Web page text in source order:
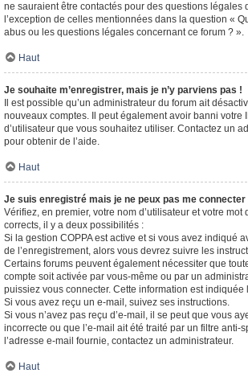
ne sauraient être contactés pour des questions légales
l’exception de celles mentionnées dans la question «
abus ou les questions légales concernant ce forum ? ».
Haut
Je souhaite m’enregistrer, mais je n’y parviens pas !
Il est possible qu’un administrateur du forum ait
nouveaux comptes. Il peut également avoir banni votre
d’utilisateur que vous souhaitez utiliser. Contactez un
pour obtenir de l’aide.
Haut
Je suis enregistré mais je ne peux pas me connecter
Vérifiez, en premier, votre nom d’utilisateur et votre mot
corrects, il y a deux possibilités :
Si la gestion COPPA est active et si vous avez indiqué
de l’enregistrement, alors vous devrez suivre les
Certains forums peuvent également nécessiter que
compte soit activée par vous-même ou par un
puissiez vous connecter. Cette information est indiquée
Si vous avez reçu un e-mail, suivez ses instructions.
Si vous n’avez pas reçu d’e-mail, il se peut que vous
incorrecte ou que l’e-mail ait été traité par un filtre anti-
l’adresse e-mail fournie, contactez un administrateur.
Haut